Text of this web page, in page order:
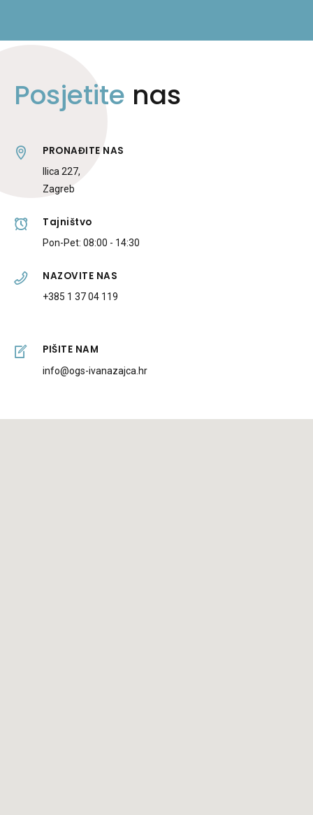
Posjetite nas
PRONAĐITE NAS
Ilica 227,
Zagreb
Tajništvo
Pon-Pet: 08:00 - 14:30
NAZOVITE NAS
+385 1 37 04 119
PIŠITE NAM
info@ogs-ivanazajca.hr